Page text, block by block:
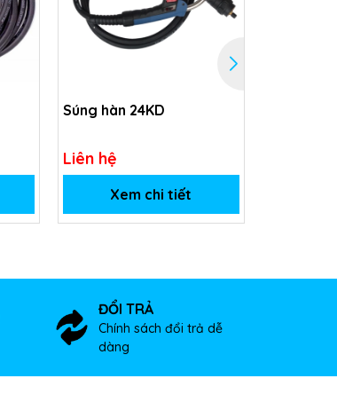
Súng hàn 24KD
Liên hệ
Xem chi tiết
ĐỔI TRẢ
Chính sách đổi trả dễ
dàng